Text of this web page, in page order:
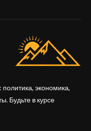
экономика,
Будьте в курсе